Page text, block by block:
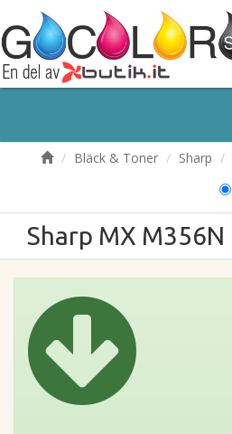
Bläck & Toner Sharp
Sharp MX M356N